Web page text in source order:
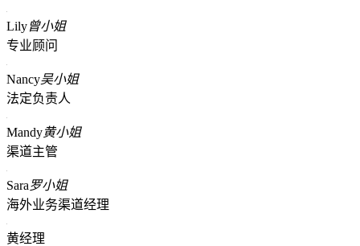
Lily曾小姐
专业顾问
Nancy吴小姐
法定负责人
Mandy黄小姐
渠道主管
Sara罗小姐
海外业务渠道经理
黄经理